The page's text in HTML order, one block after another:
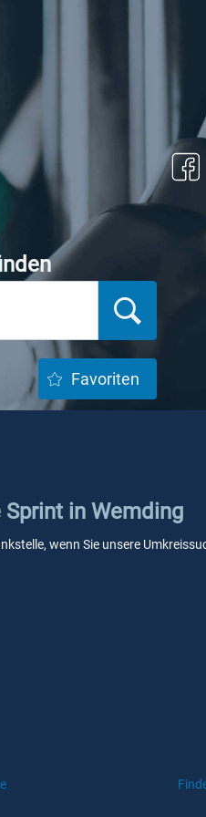
Favoriten
in Wemding
wenn Sie unsere